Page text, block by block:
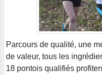
Parcours de qualité, une
de valeur, tous les
18 pontois qualifiés